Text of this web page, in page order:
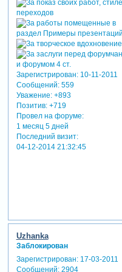
Зарегистрирован: 10-11-2011
Сообщений:559
Уважение: +893
Позитив: +719
Провел на форуме:
1 месяц 5 дней
Последний визит:
04-12-2014 21:32:45
Uzhanka
Заблокирован
Зарегистрирован: 17-03-2011
Сообщений:2904